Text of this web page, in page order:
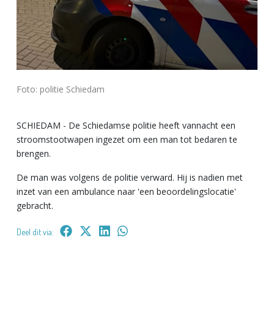
Foto: politie Schiedam
SCHIEDAM - De Schiedamse politie heeft vannacht een
stroomstootwapen ingezet om een man tot bedaren te
brengen.
De man was volgens de politie verward. Hij is nadien met
inzet van een ambulance naar 'een beoordelingslocatie'
gebracht.
Deel dit via: